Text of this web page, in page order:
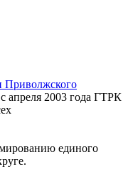
Приволжского
апреля 2003 года ГТРК
единого